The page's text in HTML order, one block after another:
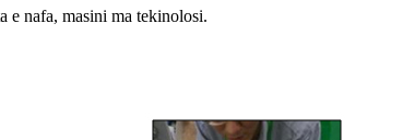
e nafa, masini ma tekinolosi.